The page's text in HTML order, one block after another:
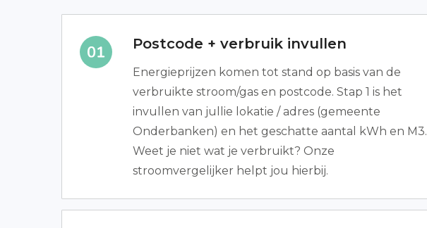
Postcode + verbruik invullen
Energieprijzen komen tot stand op basis van de
verbruikte stroom/gas en postcode. Stap 1 is het
invullen van jullie lokatie / adres (gemeente
Onderbanken) en het geschatte aantal kWh en M3.
Weet je niet wat je verbruikt? Onze
stroomvergelijker helpt jou hierbij.